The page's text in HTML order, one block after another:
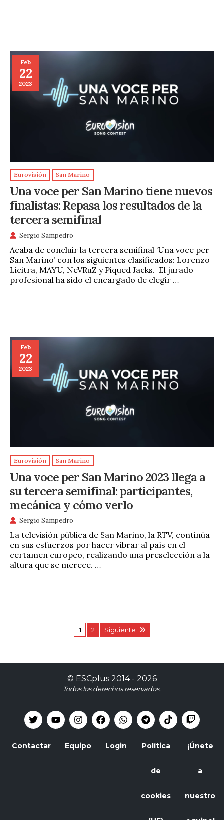
Feb
22
2023
Eurovisión San Marino
Una voce per San Marino tiene nuevos
finalistas: Repasa los resultados de la
tercera semifinal
Sergio Sampedro
Acaba de concluir la tercera semifinal ‘Una voce per
San Marino’ con los siguientes clasificados: Lorenzo
Licitra, MAYU, NeVRuZ y Piqued Jacks. El jurado
profesional ha sido el encargado de elegir …
Feb
22
2023
Eurovisión San Marino
Una voce per San Marino 2023 llega a
su tercera semifinal: participantes,
mecánica y cómo verlo
Sergio Sampedro
La televisión pública de San Marino, la RTV, continúa
en sus esfuerzos por hacer vibrar al país en el
certamen europeo, realizando una preselección a la
altura que se merece. …
1 2 Siguiente
© ESCplus2014 - 2026
Todos los derechos reservados.
Contactar Equipo Login Política
de
cookies
¡Únete
a
nuestro